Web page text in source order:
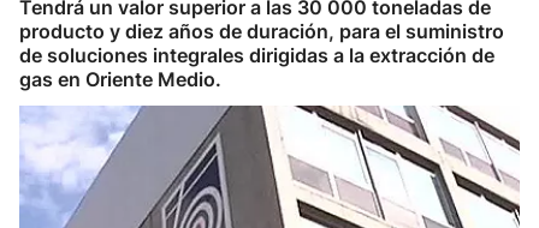
Tendrá un valor superior a las 30 000 toneladas de
producto y diez años de duración, para el suministro
de soluciones integrales dirigidas a la extracción de
gas en Oriente Medio.